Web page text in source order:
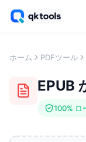
ホーム PDFツール
EPUB
100% ロ